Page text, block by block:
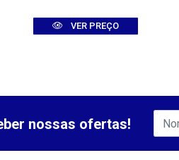
VER PREÇO
nossas ofertas!